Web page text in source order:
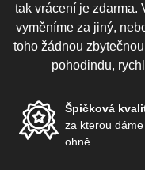
tak vrácení je zdarma.
vyměníme za jiný,
toho žádnou
pohodindu,
Špičková
za kterou
ohně